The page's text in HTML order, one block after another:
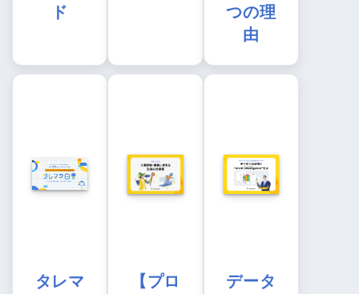
ド
つの理
由
タレマ
【プロ
データ